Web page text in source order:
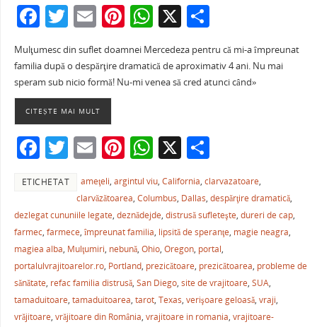
F
c
e
b
o
o
k
T
w
itt
er
E
m
ai
l
Pi
nt
er
e
W
at
s
p
p
X P
ar
ta
je
ză
Mulţumesc din suflet doamnei Mercedeza pentru că mi-a împreunat
familia după o despărţire dramatică de aproximativ 4 ani. Nu mai
speram sub nicio formă! Nu-mi venea să cred atunci când»
CITEȘTE MAI MULT
F
c
e
b
o
o
k
T
itt
er
E
m
ai
l
Pi
nt
er
e
st
W
h
at
s
A
p
p
X P
ar
ta
je
a
ză
ETICHETAT ameţeli,argintul viu,California,clarvazatoare,
clarvăzătoarea,Columbus, Dallas,despărţire dramatică,
dezlegat cununiile legate, deznădejde, distrusă sufleteşte, dureri de cap,
farmec, farmece, împreunat familia, lipsită de speranţe, magie neagra,
magiea alba, Mulţumiri, nebună, Ohio, Oregon, portal,
portalulvrajitoarelor.ro, Portland, prezicătoare, prezicătoarea, probleme de
sănătate, refac familia distrusă, San Diego, site de vrajitoare, SUA,
tamaduitoare, tamaduitoarea, tarot, Texas, verişoare geloasă, vraji,
vrăjitoare, vrăjitoare din România, vrajitoare in romania, vrajitoare-